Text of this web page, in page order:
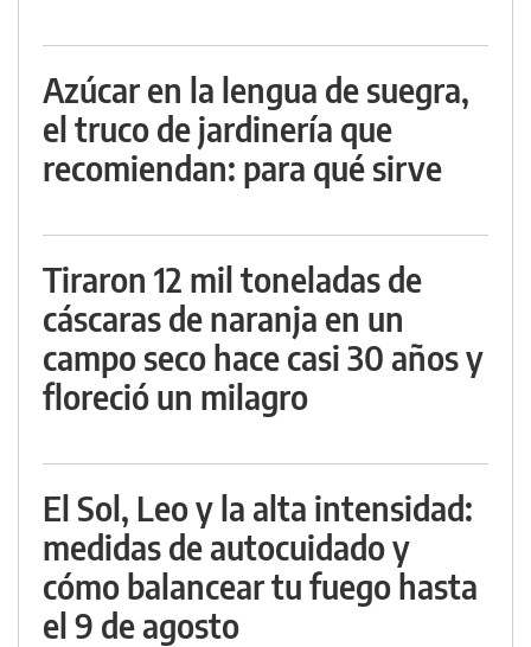
Azúcar en la lengua de suegra,
el truco de jardinería que
recomiendan: para qué sirve
Tiraron 12 mil toneladas de
cáscaras de naranja en un
campo seco hace casi 30 años y
floreció un milagro
El Sol, Leo y la alta intensidad:
medidas de autocuidado y
cómo balancear tu fuego hasta
el 9 de agosto